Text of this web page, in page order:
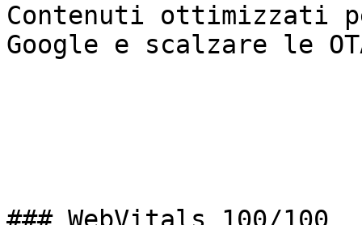
Contenuti ottimizzati
Google e scalzare le